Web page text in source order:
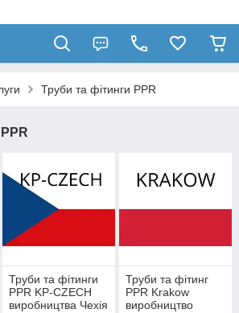
Труби та фітинги PPR
Труби та фітинги
PPR KP-CZECH
виробництва Чехія
Труби та фітинг
PPR Krakow
виробництво